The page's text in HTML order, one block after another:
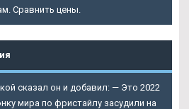
Сравнить цены.
сказал он и добавил: — Это 2022
мира по фристайлу засудили на